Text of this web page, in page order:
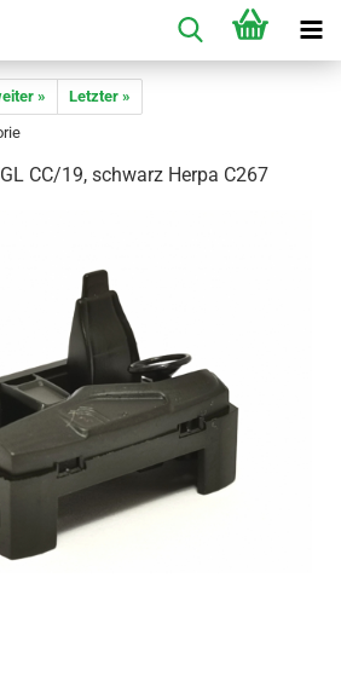
»
Letzter »
CC/19, schwarz Herpa C267